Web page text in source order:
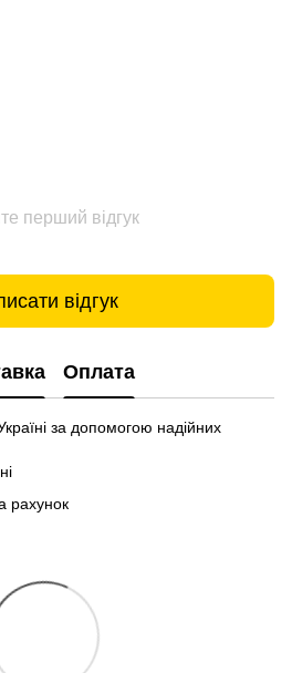
перший відгук
відгук
Оплата
за допомогою надійних
рахунок